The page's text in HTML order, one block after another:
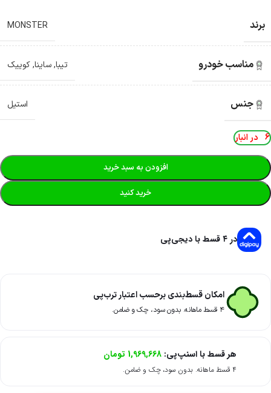
برند MONSTER
مناسب خودرو تیبا,ساینا,کوییک
جنس استیل
6 در انبار
افزودن به سبد خرید
خرید کنید
در ۴ قسط با دیجی‌پی
امکان قسط‌بندی برحسب اعتبار ترب‌پی
۴ قسط ماهانه. بدون سود، چک و ضامن.
هر قسط با اسنپ‌پی: 1,969,668 تومان
۴ قسط ماهانه. بدون سود، چک و ضامن.